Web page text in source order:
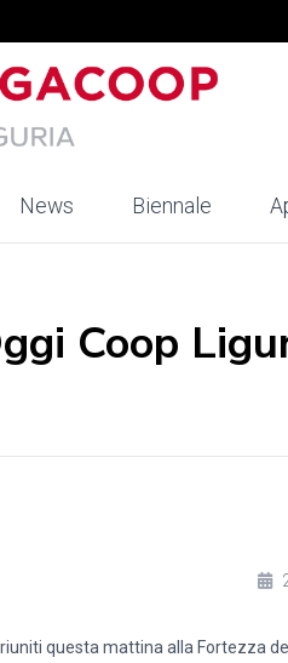
News Biennale
Coop
questa mattina alla Fortezza